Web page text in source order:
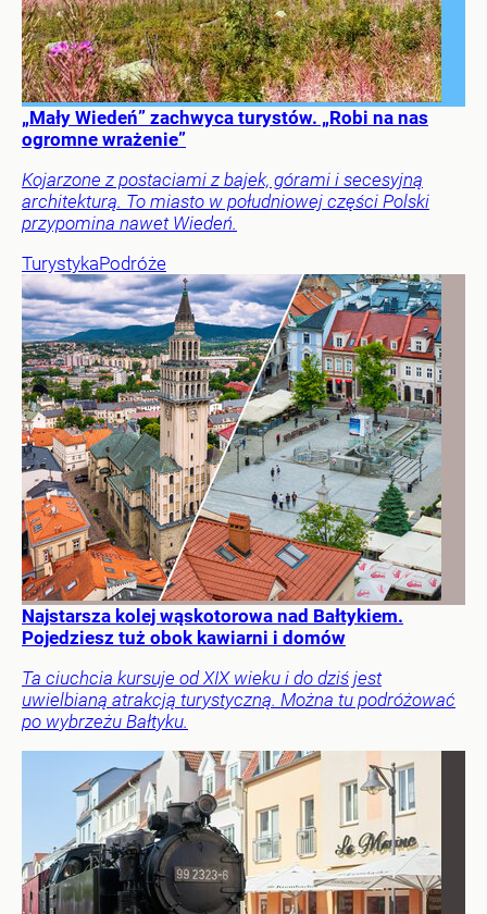
„Mały Wiedeń” zachwyca turystów. „Robi na nas
ogromne wrażenie”
Kojarzone z postaciami z bajek, górami i secesyjną
architekturą. To miasto w południowej części Polski
przypomina nawet Wiedeń.
TurystykaPodróże
Najstarsza kolej wąskotorowa nad Bałtykiem.
Pojedziesz tuż obok kawiarni i domów
Ta ciuchcia kursuje od XIX wieku i do dziś jest
uwielbianą atrakcją turystyczną. Można tu podróżować
po wybrzeżu Bałtyku.